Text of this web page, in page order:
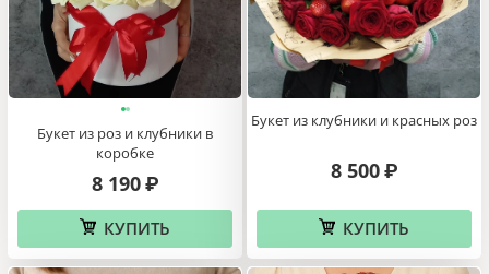
Букет из роз и клубники в
коробке
8 190 ₽
КУПИТЬ
Букет из клубники и красных роз
8 500 ₽
КУПИТЬ